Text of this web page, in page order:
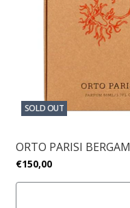
SOLD OUT
ORTO PARISI
€150,00